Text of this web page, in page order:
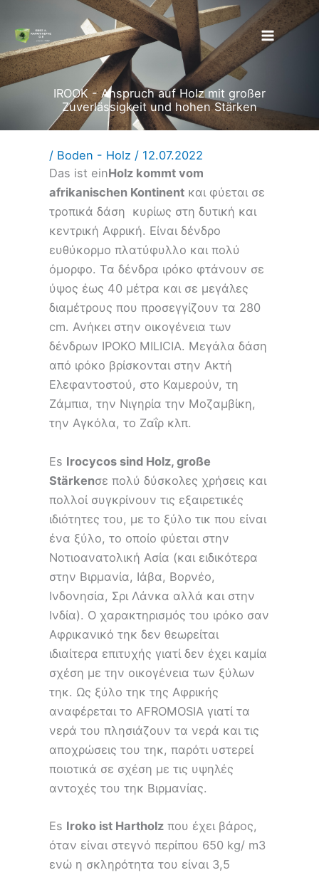
Inhalt
springen
IROOK - Anspruch auf Holz mit großer
Zuverlässigkeit und hohen Stärken
/ Boden - Holz / 12.07.2022
Das ist einHolz kommt vom
afrikanischen Kontinent και φύεται σε
τροπικά δάση κυρίως στη δυτική και
κεντρική Αφρική. Είναι δένδρο
ευθύκορμο πλατύφυλλο και πολύ
όμορφο. Τα δένδρα ιρόκο φτάνουν σε
ύψος έως 40 μέτρα και σε μεγάλες
διαμέτρους που προσεγγίζουν τα 280
cm. Ανήκει στην οικογένεια των
δένδρων ΙΡΟΚΟ MILICIA. Μεγάλα δάση
από ιρόκο βρίσκονται στην Ακτή
Ελεφαντοστού, στο Καμερούν, τη
Ζάμπια, την Νιγηρία την Μοζαμβίκη,
την Αγκόλα, το Ζαΐρ κλπ.
Es Irocycos sind Holz, große
Stärkenσε πολύ δύσκολες χρήσεις και
πολλοί συγκρίνουν τις εξαιρετικές
ιδιότητες του, με το ξύλο τικ που είναι
ένα ξύλο, το οποίο φύεται στην
Νοτιοανατολική Ασία (και ειδικότερα
στην Βιρμανία, Ιάβα, Βορνέο,
Ινδονησία, Σρι Λάνκα αλλά και στην
Ινδία). Ο χαρακτηρισμός του ιρόκο σαν
Αφρικανικό τηκ δεν θεωρείται
ιδιαίτερα επιτυχής γιατί δεν έχει καμία
σχέση με την οικογένεια των ξύλων
τηκ. Ως ξύλο τηκ της Αφρικής
αναφέρεται το AFROMOSIA γιατί τα
νερά του πλησιάζουν τα νερά και τις
αποχρώσεις του τηκ, παρότι υστερεί
ποιοτικά σε σχέση με τις υψηλές
αντοχές του τηκ Βιρμανίας.
Es Iroko ist Hartholz που έχει βάρος,
όταν είναι στεγνό περίπου 650 kg/ m3
ενώ η σκληρότητα του είναι 3,5